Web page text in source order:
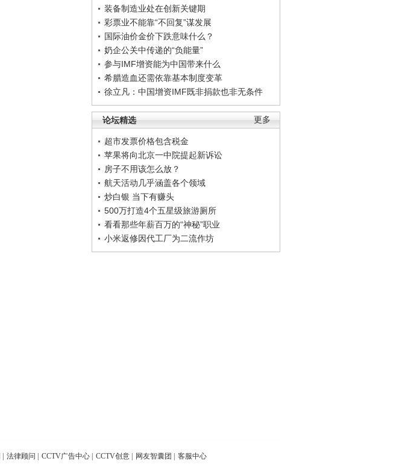
装备制造业处在创新关键期
彩票业不能靠“不回复”谋发展
国际油价金价下跌意味什么？
奶企公关中传递的“负能量”
参与IMF增资能为中国带来什么
希腊造血还需依靠基本制度变革
徐立凡：中国增资IMF既非捐款也非无条件
更多
论坛精选
超市发票价格包含税金
苹果将向北京一中院提起新诉讼
房子不用该怎么放？
航天活动几乎涵盖各个领域
炒白银 当下有赚头
500万打造4个五星级旅游厕所
看看那些年薪百万的“神秘”职业
小米返修因代工厂为二流作坊
法律顾问 CCTV广告中心 CCTV创意 网友智囊团 客服中心